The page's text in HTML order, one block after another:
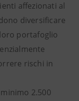
affezionati al
diversificare
portafoglio
rischi in
2.500